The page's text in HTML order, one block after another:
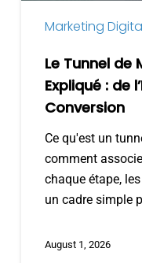
Marketing
Le Tunnel de
Expliqué : de
Conversion
Ce qu'est un
comment
chaque étape,
un cadre simple
August 1, 2026